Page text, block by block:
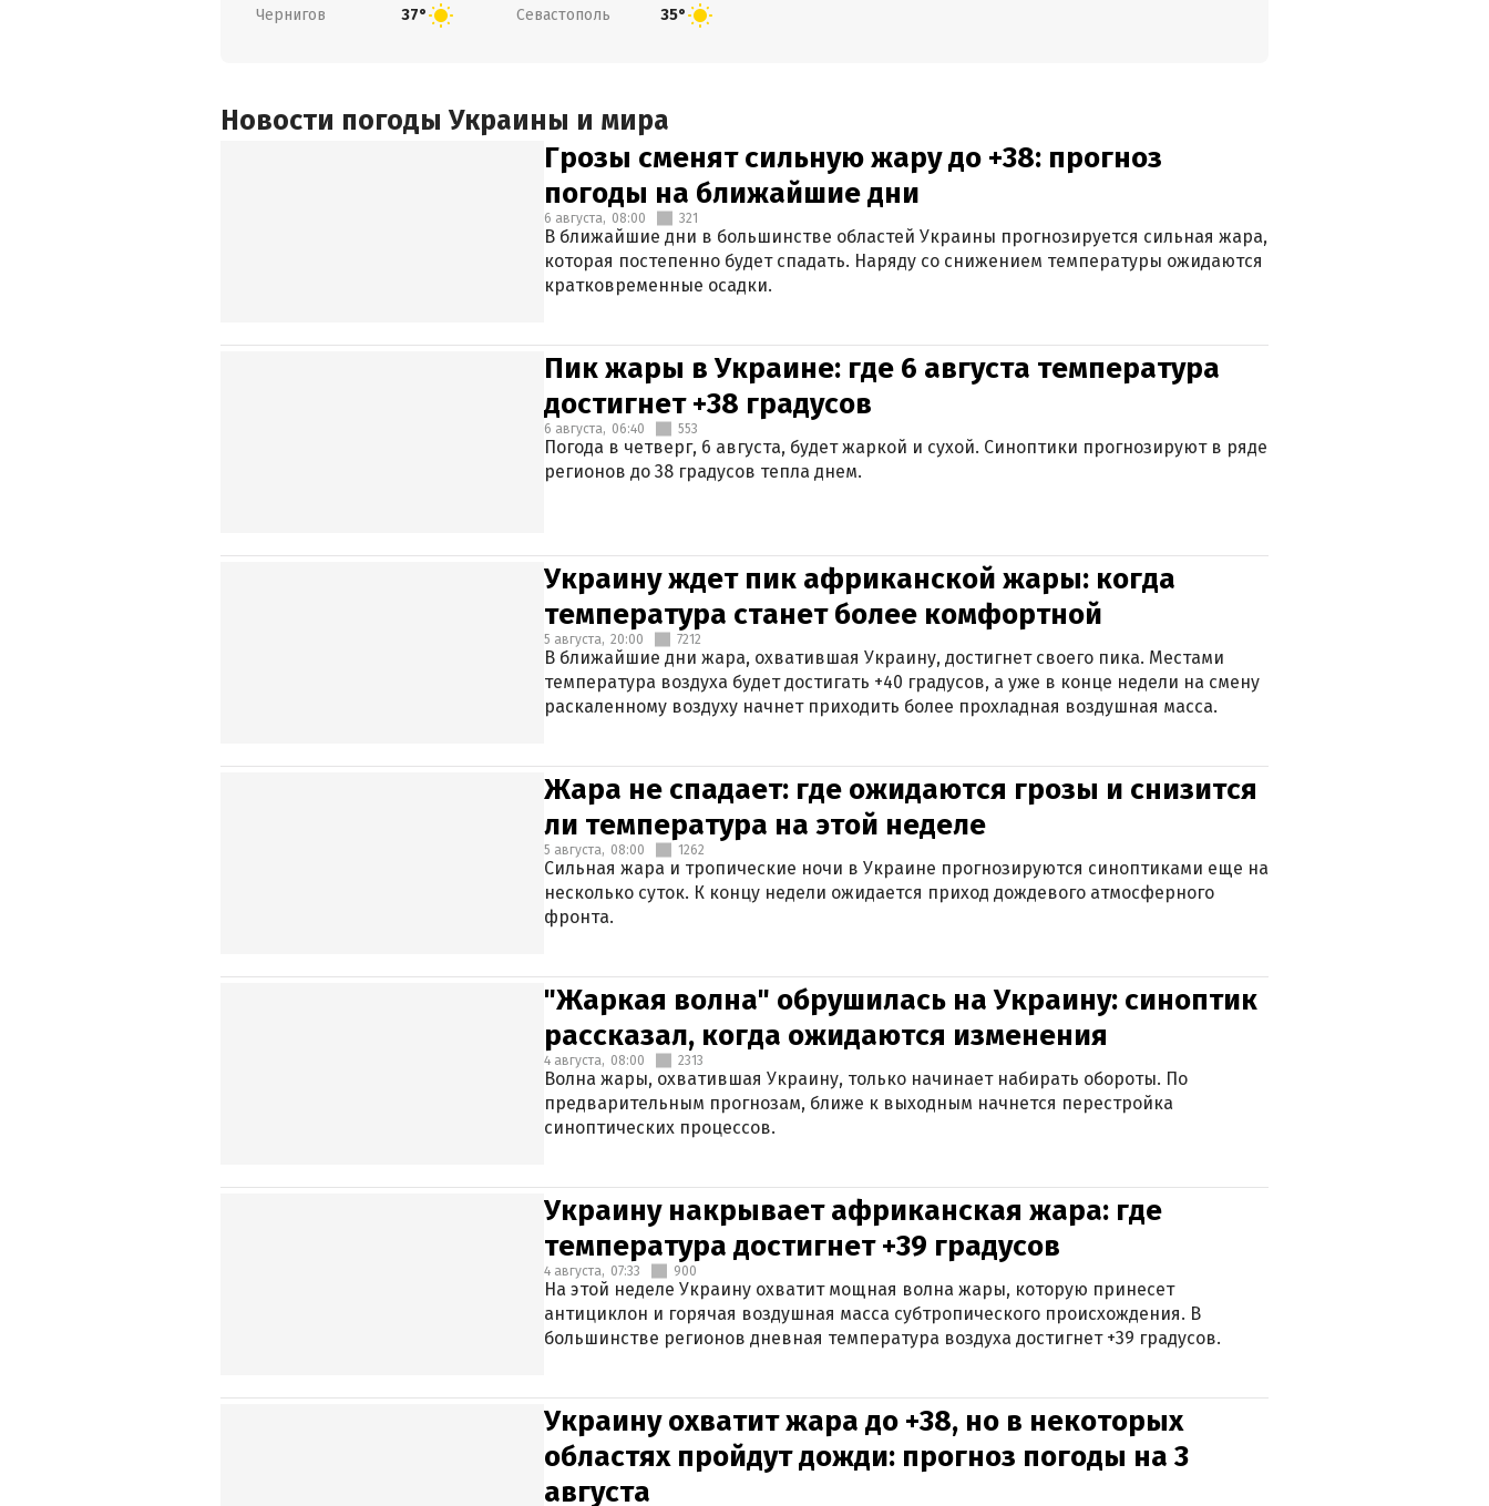
Чернигов 37° Севастополь 35°
Новости погоды Украины и мира
Грозы сменят сильную жару до +38: прогноз
погоды на ближайшие дни
6 августа, 08:00 321
В ближайшие дни в большинстве областей Украины прогнозируется сильная жара,
которая постепенно будет спадать. Наряду со снижением температуры ожидаются
кратковременные осадки.
Пик жары в Украине: где 6 августа температура
достигнет +38 градусов
6 августа, 06:40 553
Погода в четверг, 6 августа, будет жаркой и сухой. Синоптики прогнозируют в ряде
регионов до 38 градусов тепла днем.
Украину ждет пик африканской жары: когда
температура станет более комфортной
5 августа, 20:00 7212
В ближайшие дни жара, охватившая Украину, достигнет своего пика. Местами
температура воздуха будет достигать +40 градусов, а уже в конце недели на смену
раскаленному воздуху начнет приходить более прохладная воздушная масса.
Жара не спадает: где ожидаются грозы и снизится
ли температура на этой неделе
5 августа, 08:00 1262
Сильная жара и тропические ночи в Украине прогнозируются синоптиками еще на
несколько суток. К концу недели ожидается приход дождевого атмосферного
фронта.
"Жаркая волна" обрушилась на Украину: синоптик
рассказал, когда ожидаются изменения
4 августа, 08:00 2313
Волна жары, охватившая Украину, только начинает набирать обороты. По
предварительным прогнозам, ближе к выходным начнется перестройка
синоптических процессов.
Украину накрывает африканская жара: где
температура достигнет +39 градусов
4 августа, 07:33 900
На этой неделе Украину охватит мощная волна жары, которую принесет
антициклон и горячая воздушная масса субтропического происхождения. В
большинстве регионов дневная температура воздуха достигнет +39 градусов.
Украину охватит жара до +38, но в некоторых
областях пройдут дожди: прогноз погоды на 3
августа